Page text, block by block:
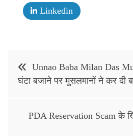
Linkedin
Post
navigation
Unnao Baba Milan Das
घंटा बजाने पर मुसलमानों ने कर दी
PDA Reservation Scam के